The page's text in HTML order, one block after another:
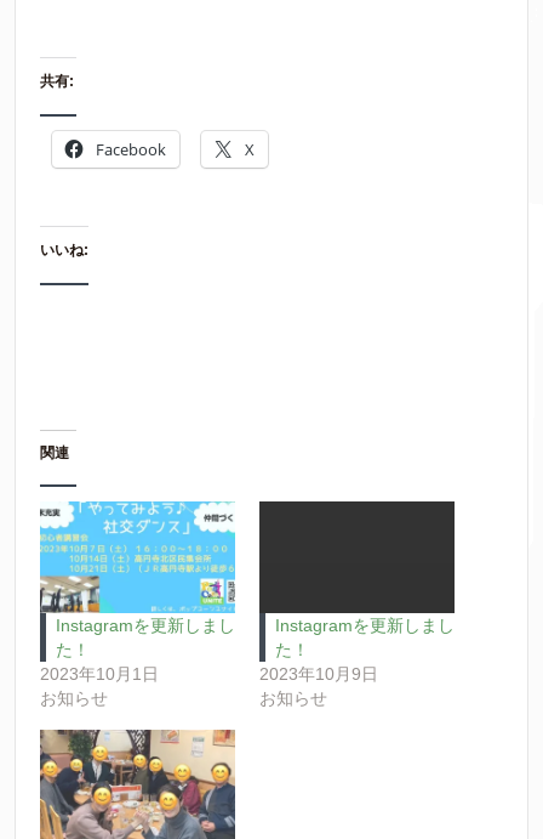
共有:
Facebook X
いいね:
関連
Instagramを更新しまし
た！
2023年10月1日
お知らせ
Instagramを更新しまし
た！
2023年10月9日
お知らせ